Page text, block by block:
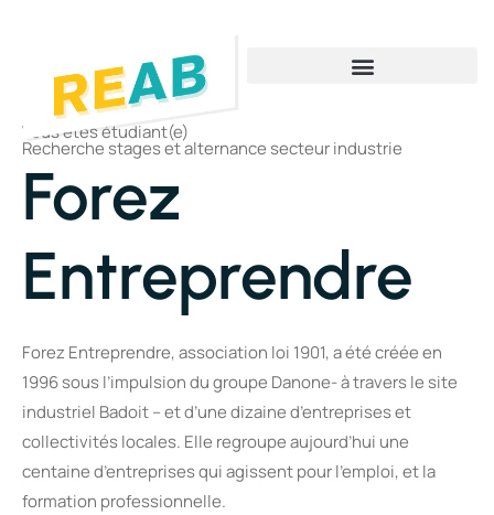
Vous êtes étudiant(e)
Recherche stages et alternance secteur industrie
Forez
Entreprendre
Forez Entreprendre, association loi 1901, a été créée en
1996 sous l’impulsion du groupe Danone- à travers le site
industriel Badoit – et d’une dizaine d’entreprises et
collectivités locales. Elle regroupe aujourd’hui une
centaine d’entreprises qui agissent pour l’emploi, et la
formation professionnelle.